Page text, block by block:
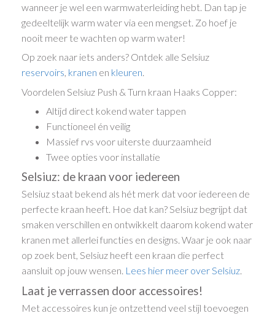
wanneer je wel een warmwaterleiding hebt. Dan tap je
gedeeltelijk warm water via een mengset. Zo hoef je
nooit meer te wachten op warm water!
Op zoek naar iets anders? Ontdek alle Selsiuz
reservoirs, kranen en kleuren.
Voordelen Selsiuz Push & Turn kraan Haaks Copper:
Altijd direct kokend water tappen
Functioneel én veilig
Massief rvs voor uiterste duurzaamheid
Twee opties voor installatie
Selsiuz: de kraan voor iedereen
Selsiuz staat bekend als hét merk dat voor iedereen de
perfecte kraan heeft. Hoe dat kan? Selsiuz begrijpt dat
smaken verschillen en ontwikkelt daarom kokend water
kranen met allerlei functies en designs. Waar je ook naar
op zoek bent, Selsiuz heeft een kraan die perfect
aansluit op jouw wensen. Lees hier meer over Selsiuz.
Laat je verrassen door accessoires!
Met accessoires kun je ontzettend veel stijl toevoegen